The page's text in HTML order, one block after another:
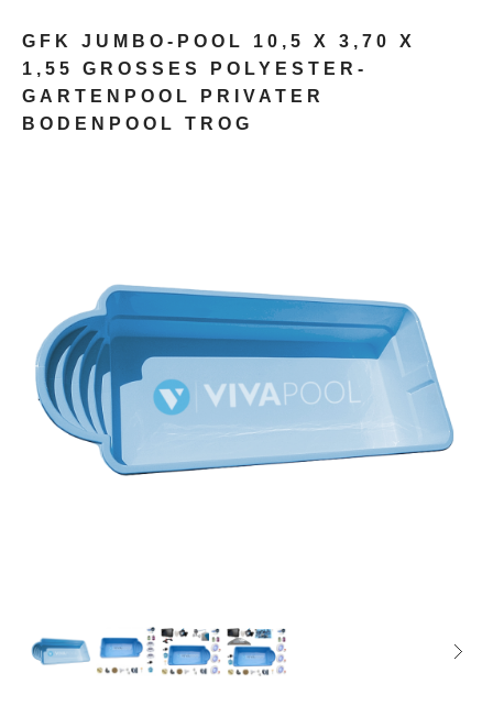
GFK JUMBO-POOL 10,5 X 3,70 X
1,55 GROSSES POLYESTER-G
ARTENPOOL PRIVATER B
ODENPOOL TROG